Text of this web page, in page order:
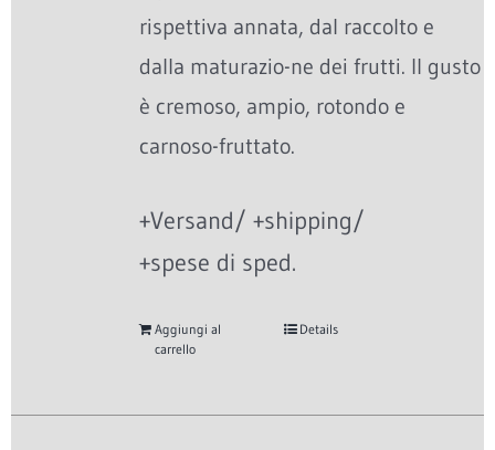
rispettiva annata, dal raccolto e
dalla maturazio-ne dei frutti. Il gusto
è cremoso, ampio, rotondo e
carnoso-fruttato.
+Versand/ +shipping/
+spese di sped.
Aggiungi al
carrello
Details